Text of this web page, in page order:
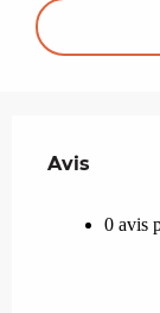
Avis
Avis